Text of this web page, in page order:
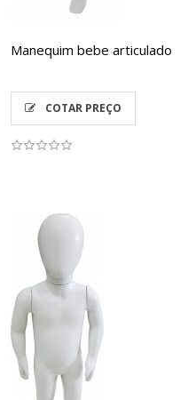
Manequim bebe articulado
COTAR PREÇO